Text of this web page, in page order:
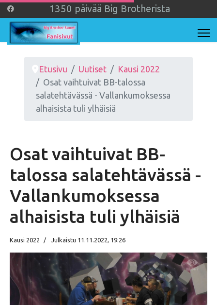
1 350 päivää Big Brotherista
Etusivu Uutiset
Kausi 2022
Osat vaihtuivat BB-talossa
salatehtävässä - Vallankumoksessa
alhaisista tuli ylhäisiä
Osat vaihtuivat BB-
talossa salatehtävässä -
Vallankumoksessa
alhaisista tuli ylhäisiä
Kausi 2022 Julkaistu 11.11.2022, 19:26